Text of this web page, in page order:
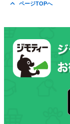
ページTOPへ